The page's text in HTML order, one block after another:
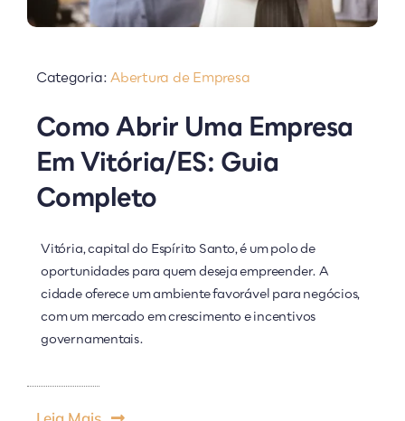
Categoria:Abertura de Empresa
Como Abrir Uma Empresa
Em Vitória/ES: Guia
Completo
Vitória, capital do Espírito Santo, é um polo de
oportunidades para quem deseja empreender. A
cidade oferece um ambiente favorável para negócios,
com um mercado em crescimento e incentivos
governamentais.